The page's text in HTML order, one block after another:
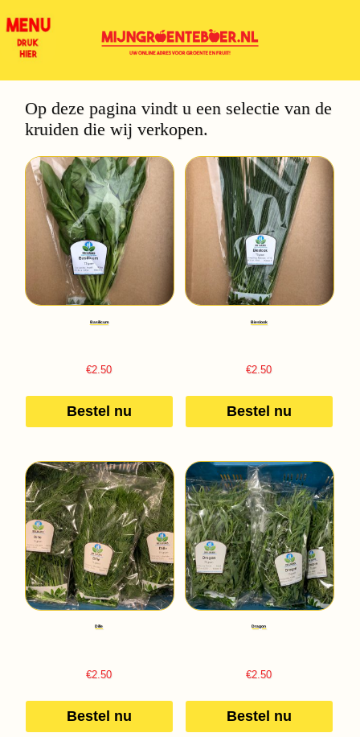
Op deze pagina vindt u een selectie van de
kruiden die wij verkopen.
Basilicum
€2.50
Bestel nu
Bieslook
€2.50
Bestel nu
Dille
€2.50
Bestel nu
Dragon
€2.50
Bestel nu